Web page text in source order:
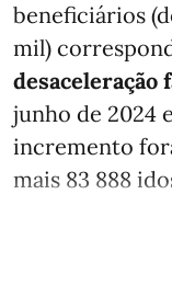
beneficiários
mil)
desaceleração
junho de 2024
incremento
mais 83 888